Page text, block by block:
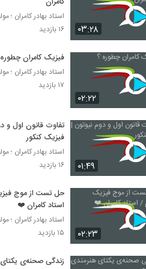
۰۳:۲۸
۱۶ بازدید
۰۲:۲۲
فیزیک کامران
۱۷ بازدید
۰۱:۴۹
تفاوت قانون اول و
فیزیک کنکور
۱۶ بازدید
۰۲:۲۳
حل تست از موج
استاد کامران ❤️
۱۵ بازدید
زندگی صحنه‌ی